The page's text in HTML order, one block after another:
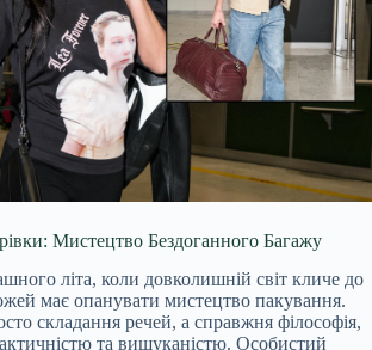
Мистецтво Бездоганного Багажу
літа, коли довколишній світ кличе до
має опанувати мистецтво пакування.
складання речей, а справжня філософія,
та вишуканістю. Особистий